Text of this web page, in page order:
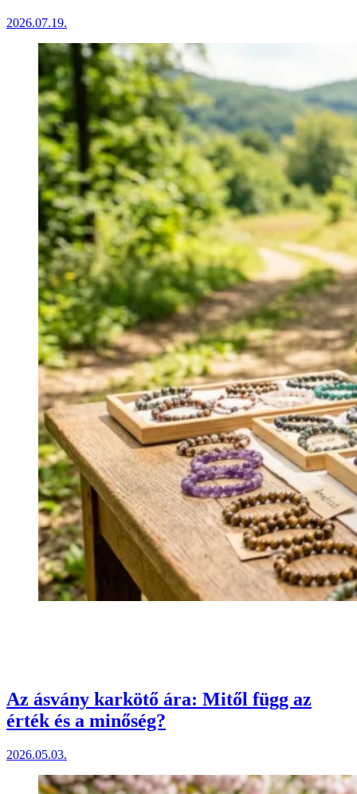
2026.07.19.
Az ásvány karkötő ára: Mitől függ az
érték és a minőség?
2026.05.03.